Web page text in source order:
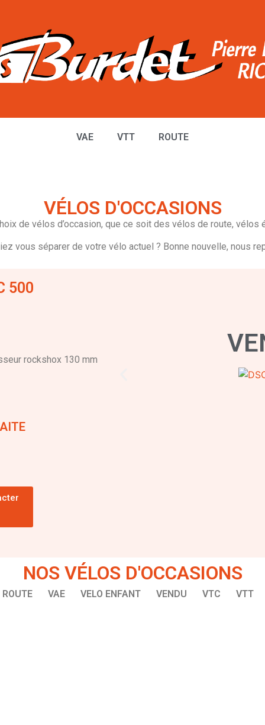
VAE VTT ROUTE
VÉLOS D'OCCASIONS
de vélos d’occasion, que ce soit des vélos de route,
vous séparer de votre vélo actuel ? Bonne nouvelle, nous
500
rockshox 130 mm
NOS VÉLOS D'OCCASIONS
ROUTE VAE VELO ENFANT VENDU VTC VTT